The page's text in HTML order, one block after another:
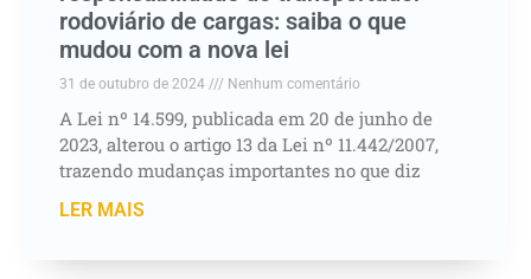
rodoviário de cargas: saiba o que
mudou com a nova lei
31 de outubro de 2024 Nenhum comentário
A Lei nº 14.599, publicada em 20 de junho de
2023, alterou o artigo 13 da Lei nº 11.442/2007,
trazendo mudanças importantes no que diz
LER MAIS